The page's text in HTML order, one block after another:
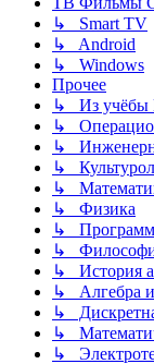
↳ Smart TV
↳ Android
↳ Windows
Прочее
↳ Из учёбы
↳
↳
↳
↳
↳ Физика
↳
↳
↳ История
↳ Алгебра и
↳
↳
↳